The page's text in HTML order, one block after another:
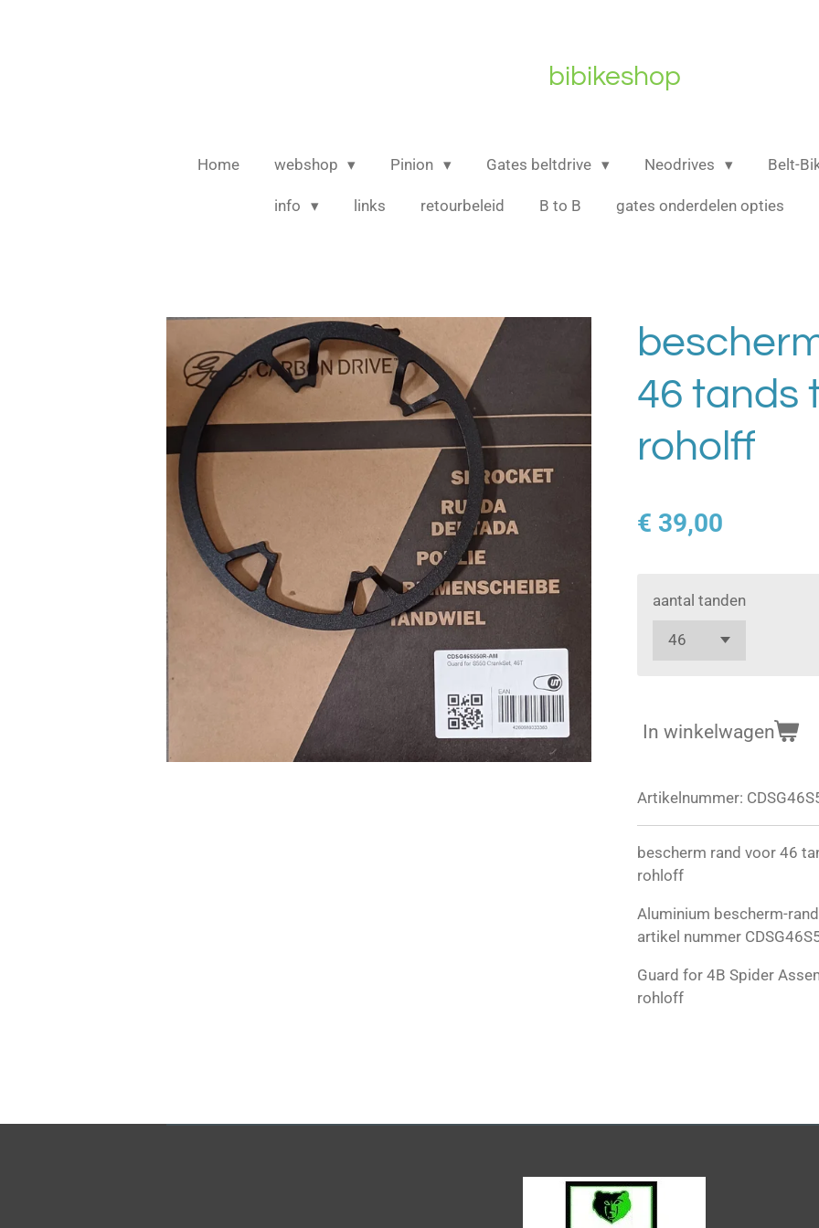
bibikeshop
Home webshop Pinion Gates beltdrive Neodrives Belt-
info links retourbeleid B to B gates onderdelen opties
46 tands
roholff
€ 39,00
aantal tanden
In winkelwagen
Artikelnummer:
bescherm rand voor 46
rohloff
Aluminium bescherm-
artikel nummer
Guard for 4B Spider
rohloff